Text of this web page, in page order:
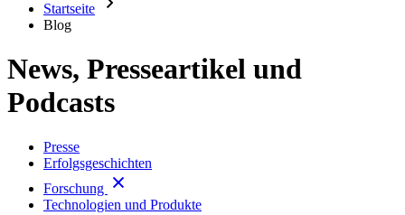
Startseite
Blog
News, Presseartikel und
Podcasts
Presse
Erfolgsgeschichten
Forschung
Technologien und Produkte